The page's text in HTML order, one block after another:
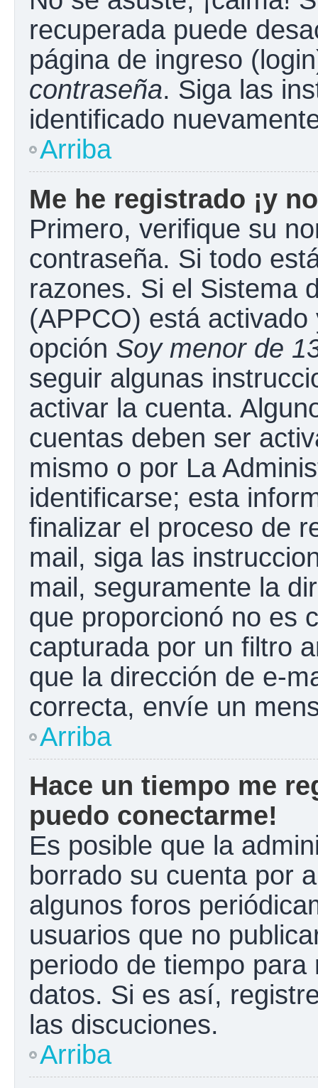
recuperada puede
página de ingreso
contraseña. Siga las
identificado
Arriba
Me he registrado ¡y
Primero, verifique su
contraseña. Si todo
razones. Si el Sistema
(APPCO) está
opción Soy menor de
seguir algunas
activar la cuenta.
cuentas deben ser
mismo o por La
identificarse; esta
finalizar el proceso de
mail, siga las
mail, seguramente la
que proporcionó no es
capturada por un filtro
que la dirección de e-
correcta, envíe un
Arriba
Hace un tiempo me
puedo conectarme!
Es posible que la
borrado su cuenta por
algunos foros
usuarios que no
periodo de tiempo
datos. Si es así,
las discuciones.
Arriba